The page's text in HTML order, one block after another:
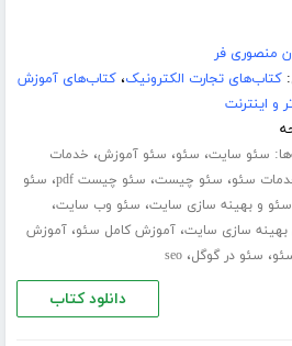
منصوری فر
کتاب‌های تجارت الکترونیک،کتاب‌های آموزش
و اینترنت
سئو سایت، سئو، سئو آموزش، خدمات
سئو، سئو چیست، سئو چیست pdf ، سئو
سئو و بهینه سازی سایت، سئو وب سایت،
سازی سایت،آموزش کامل سئو،آموزش
، سئو در گوگل،seo
دانلود کتاب